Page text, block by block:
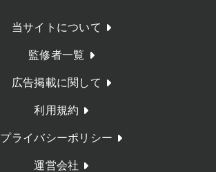
当サイトについて
監修者一覧
広告掲載に関して
利用規約
プライバシーポリシー
運営会社